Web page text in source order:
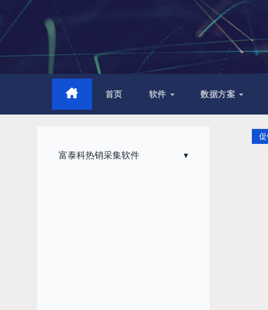
内
首页 软件 数据方案
富泰科热销采集软件